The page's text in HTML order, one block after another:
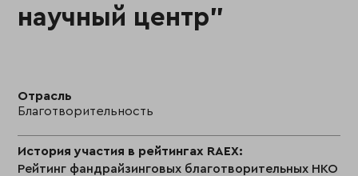
научный центр"
Отрасль
Благотворительность
История участия в рейтингах RAEX:
Рейтинг фандрайзинговых благотворительных НКО